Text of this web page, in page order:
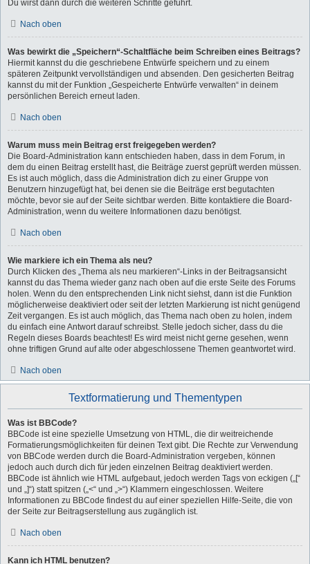
Du wirst dann durch die weiteren Schritte geführt.
Nach oben
Was bewirkt die „Speichern“-Schaltfläche beim Schreiben eines Beitrags?
Hiermit kannst du die geschriebene Entwürfe speichern und zu einem
späteren Zeitpunkt vervollständigen und absenden. Den gesicherten Beitrag
kannst du mit der Funktion „Gespeicherte Entwürfe verwalten“ in deinem
persönlichen Bereich erneut laden.
Nach oben
Warum muss mein Beitrag erst freigegeben werden?
Die Board-Administration kann entschieden haben, dass in dem Forum, in
dem du einen Beitrag erstellt hast, die Beiträge zuerst geprüft werden müssen.
Es ist auch möglich, dass die Administration dich zu einer Gruppe von
Benutzern hinzugefügt hat, bei denen sie die Beiträge erst begutachten
möchte, bevor sie auf der Seite sichtbar werden. Bitte kontaktiere die Board-
Administration, wenn du weitere Informationen dazu benötigst.
Nach oben
Wie markiere ich ein Thema als neu?
Durch Klicken des „Thema als neu markieren“-Links in der Beitragsansicht
kannst du das Thema wieder ganz nach oben auf die erste Seite des Forums
holen. Wenn du den entsprechenden Link nicht siehst, dann ist die Funktion
möglicherweise deaktiviert oder seit der letzten Markierung ist nicht genügend
Zeit vergangen. Es ist auch möglich, das Thema nach oben zu holen, indem
du einfach eine Antwort darauf schreibst. Stelle jedoch sicher, dass du die
Regeln dieses Boards beachtest! Es wird meist nicht gerne gesehen, wenn
ohne triftigen Grund auf alte oder abgeschlossene Themen geantwortet wird.
Nach oben
Textformatierung und Thementypen
Was ist BBCode?
BBCode ist eine spezielle Umsetzung von HTML, die dir weitreichende
Formatierungsmöglichkeiten für deinen Text gibt. Die Rechte zur Verwendung
von BBCode werden durch die Board-Administration vergeben, können
jedoch auch durch dich für jeden einzelnen Beitrag deaktiviert werden.
BBCode ist ähnlich wie HTML aufgebaut, jedoch werden Tags von eckigen („[“
und „]“) statt spitzen („<“ und „>“) Klammern eingeschlossen. Weitere
Informationen zu BBCode findest du auf einer speziellen Hilfe-Seite, die von
der Seite zur Beitragserstellung aus zugänglich ist.
Nach oben
Kann ich HTML benutzen?